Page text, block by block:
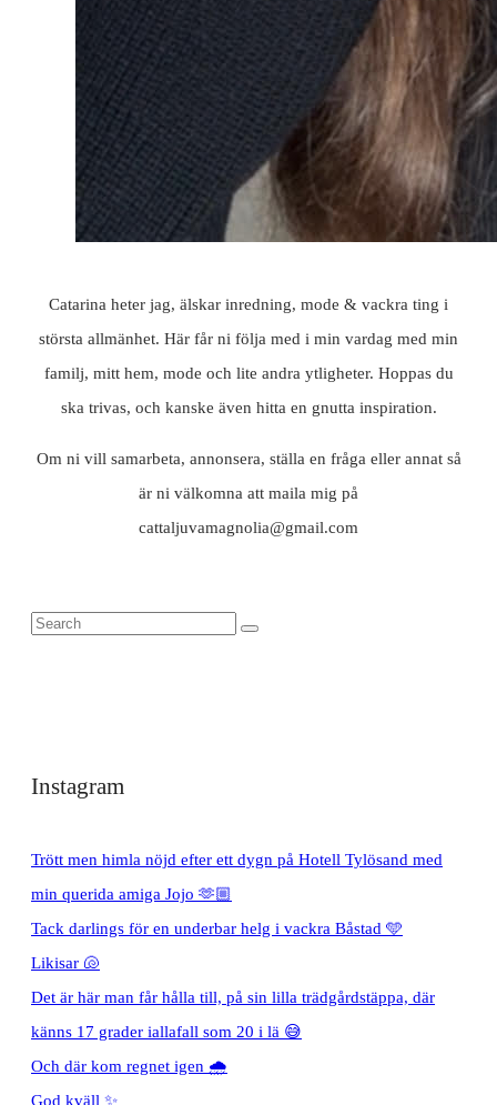
Catarina heter jag, älskar inredning, mode & vackra ting i
största allmänhet. Här får ni följa med i min vardag med min
familj, mitt hem, mode och lite andra ytligheter. Hoppas du
ska trivas, och kanske även hitta en gnutta inspiration.
Om ni vill samarbeta, annonsera, ställa en fråga eller annat så
är ni välkomna att maila mig på
cattaljuvamagnolia@gmail.com
Instagram
Trött men himla nöjd efter ett dygn på Hotell Tylösand med
min querida amiga Jojo 🫶🏼
Tack darlings för en underbar helg i vackra Båstad 🩵
Likisar 🐚
Det är här man får hålla till, på sin lilla trädgårdstäppa, där
känns 17 grader iallafall som 20 i lä 😅
Och där kom regnet igen 🌧️
God kväll ✨